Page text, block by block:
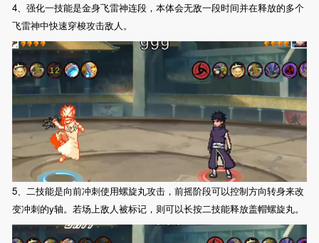
4、强化一技能是金身飞雷神连段，本体会无敌一段时间并在释放的多个
飞雷神中快速穿梭攻击敌人。
5、二技能是向前冲刺使用螺旋丸攻击，前摇阶段可以控制方向转身来改
变冲刺的y轴。若场上敌人被标记，则可以长按二技能释放盖帽螺旋丸。